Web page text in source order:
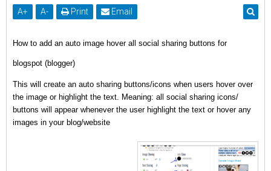
A+ A- Print Email
How to add an auto image hover all social sharing buttons for
blogspot (blogger)
This will create an auto sharing buttons/icons when users hover over
the image or highlight the text. Meaning: all social sharing icons/
buttons will appear whenever the user highlight the text or hover any
images in your blog/website